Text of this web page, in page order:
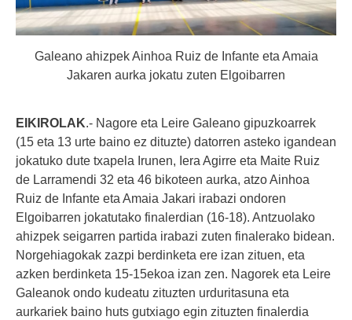
Galeano ahizpek Ainhoa Ruiz de Infante eta Amaia
Jakaren aurka jokatu zuten Elgoibarren
EIKIROLAK.- Nagore eta Leire Galeano gipuzkoarrek
(15 eta 13 urte baino ez dituzte) datorren asteko igandean
jokatuko dute txapela Irunen, Iera Agirre eta Maite Ruiz
de Larramendi 32 eta 46 bikoteen aurka, atzo Ainhoa
Ruiz de Infante eta Amaia Jakari irabazi ondoren
Elgoibarren jokatutako finalerdian (16-18). Antzuolako
ahizpek seigarren partida irabazi zuten finalerako bidean.
Norgehiagokak zazpi berdinketa ere izan zituen, eta
azken berdinketa 15-15ekoa izan zen. Nagorek eta Leire
Galeanok ondo kudeatu zituzten urduritasuna eta
aurkariek baino huts gutxiago egin zituzten finalerdia